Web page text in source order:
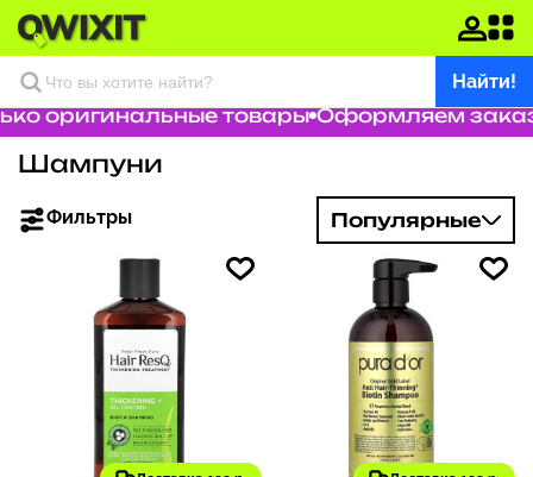
Найти!
оригинальные товары Оформляем заказ
Шампуни
Фильтры Популярные